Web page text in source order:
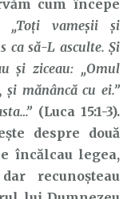
cum începe
„Toţi vameşii şi
ca să-L asculte. Şi
şi ziceau: „Omul
şi mănâncă cu ei.”
(Luca 15:1-3).
despre două
încălcau legea,
recunoșteau